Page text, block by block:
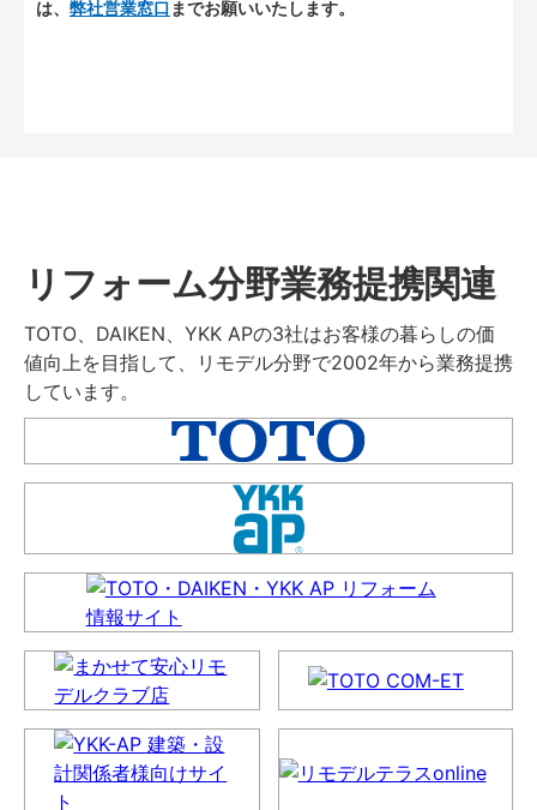
は、 弊社営業窓口 までお願いいたします。
リフォーム分野業務提携関連
TOTO、DAIKEN、YKK APの3社はお客様の暮らしの価
値向上を目指して、リモデル分野で2002年から業務提携
しています。